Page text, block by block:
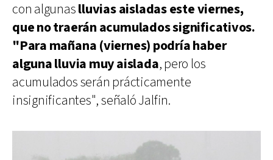
con algunaslluvias aisladas este viernes,
que no traerán acumulados significativos.
"Para mañana (viernes) podría haber
alguna lluvia muy aislada, pero los
acumulados serán prácticamente
insignificantes", señaló Jalfin.